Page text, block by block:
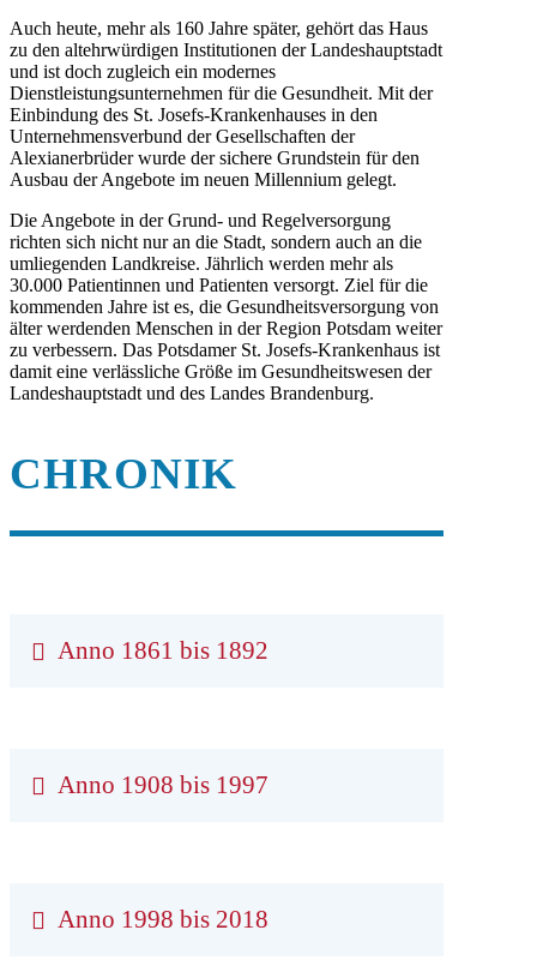
Auch heute, mehr als 160 Jahre später, gehört das Haus
zu den altehrwürdigen Institutionen der Landeshauptstadt
und ist doch zugleich ein modernes
Dienstleistungsunternehmen für die Gesundheit. Mit der
Einbindung des St. Josefs-Krankenhauses in den
Unternehmensverbund der Gesellschaften der
Alexianerbrüder wurde der sichere Grundstein für den
Ausbau der Angebote im neuen Millennium gelegt.
Die Angebote in der Grund- und Regelversorgung
richten sich nicht nur an die Stadt, sondern auch an die
umliegenden Landkreise. Jährlich werden mehr als
30.000 Patientinnen und Patienten versorgt. Ziel für die
kommenden Jahre ist es, die Gesundheitsversorgung von
älter werdenden Menschen in der Region Potsdam weiter
zu verbessern. Das Potsdamer St. Josefs-Krankenhaus ist
damit eine verlässliche Größe im Gesundheitswesen der
Landeshauptstadt und des Landes Brandenburg.
CHRONIK
Anno 1861 bis 1892
Anno 1908 bis 1997
Anno 1998 bis 2018